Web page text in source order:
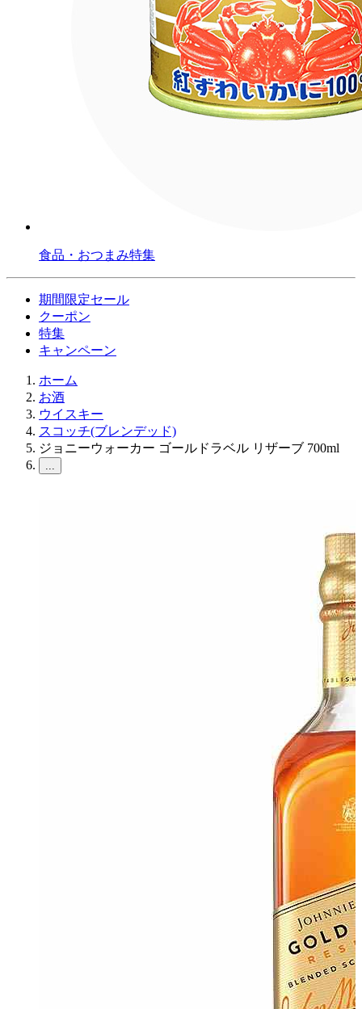
食品・おつまみ特集
期間限定セール
クーポン
特集
キャンペーン
ホーム
お酒
ウイスキー
スコッチ(ブレンデッド)
ジョニーウォーカー ゴールドラベル リザーブ 700ml
...